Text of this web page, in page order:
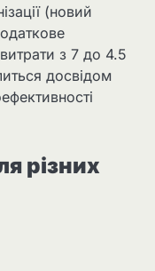
(новий
з 7 до 4.5
досвідом
різних